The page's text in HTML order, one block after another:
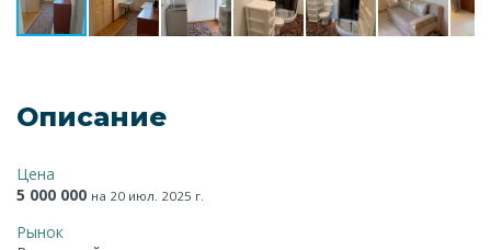
Описание
Цена
5 000 000 на 20 июл. 2025 г.
Рынок